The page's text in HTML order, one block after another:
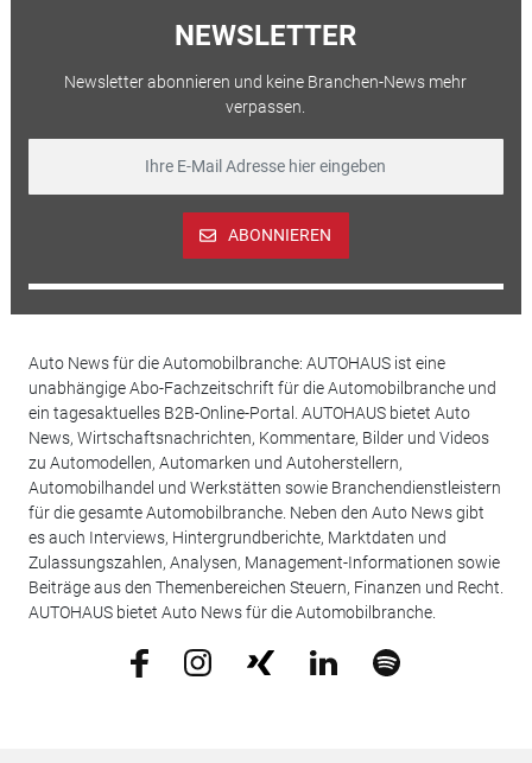
NEWSLETTER
Newsletter abonnieren und keine Branchen-News mehr
verpassen.
ABONNIEREN
Auto News für die Automobilbranche: AUTOHAUS ist eine
unabhängige Abo-Fachzeitschrift für die Automobilbranche und
ein tagesaktuelles B2B-Online-Portal. AUTOHAUS bietet Auto
News, Wirtschaftsnachrichten, Kommentare, Bilder und Videos
zu Automodellen, Automarken und Autoherstellern,
Automobilhandel und Werkstätten sowie Branchendienstleistern
für die gesamte Automobilbranche. Neben den Auto News gibt
es auch Interviews, Hintergrundberichte, Marktdaten und
Zulassungszahlen, Analysen, Management-Informationen sowie
Beiträge aus den Themenbereichen Steuern, Finanzen und Recht.
AUTOHAUS bietet Auto News für die Automobilbranche.